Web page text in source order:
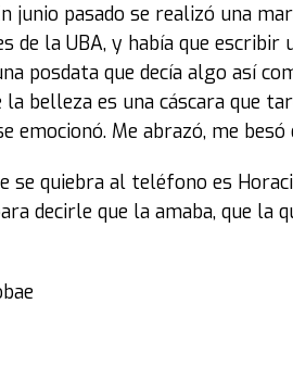
junio pasado se realizó una
de la UBA, y había que
posdata que decía algo así
la belleza es una cáscara que
emocionó. Me abrazó, me
se quiebra al teléfono es
decirle que la amaba, que la